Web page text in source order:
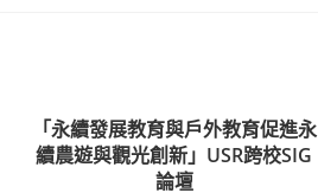
「永續發展教育與戶外教育促進永
續農遊與觀光創新」USR跨校SIG
論壇